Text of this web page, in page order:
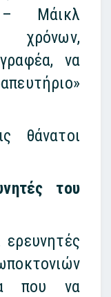
Μάικλ
να
θάνατοι
του
που να